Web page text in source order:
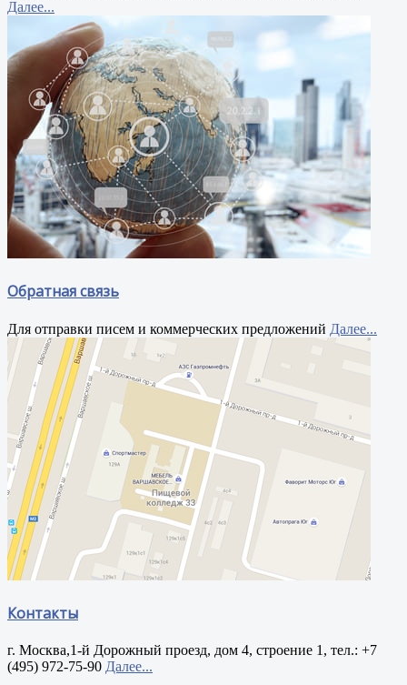
Далее...
Обратная связь
Для отправки писем и коммерческих предложений Далее...
Контакты
г. Москва,1-й Дорожный проезд, дом 4, строение 1, тел.: +7
(495) 972-75-90 Далее...